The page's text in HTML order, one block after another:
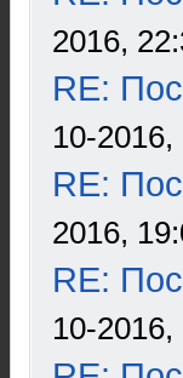
2016,
RE:
10-2016,
RE:
2016,
RE:
10-2016,